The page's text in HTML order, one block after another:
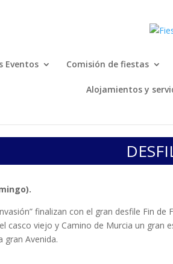
Eventos Comisión de fiestas
Alojamientos y
finalizan con el gran desfile Fin
casco viejo y Camino de Murcia un
gran Avenida.